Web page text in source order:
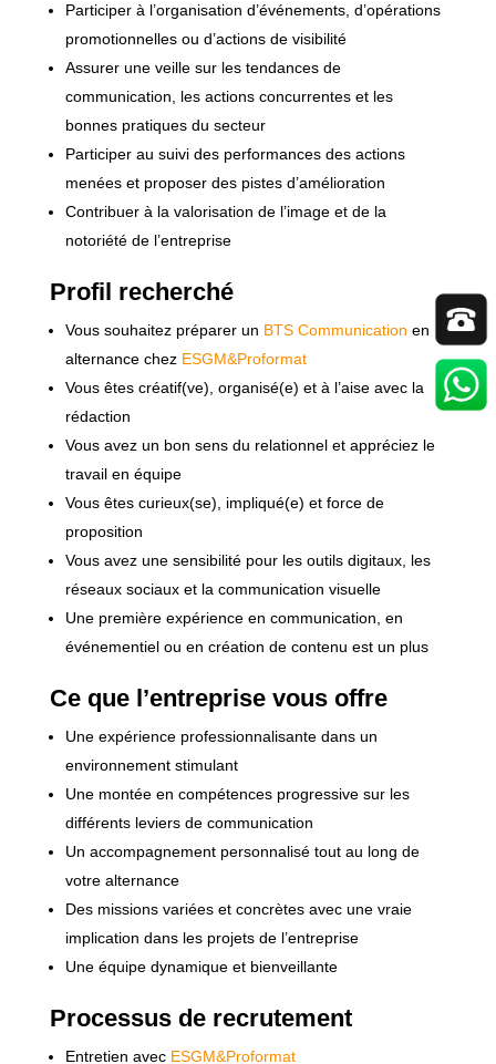
Participer à l’organisation d’événements, d’opérations
promotionnelles ou d’actions de visibilité
Assurer une veille sur les tendances de
communication, les actions concurrentes et les
bonnes pratiques du secteur
Participer au suivi des performances des actions
menées et proposer des pistes d’amélioration
Contribuer à la valorisation de l’image et de la
notoriété de l’entreprise
Profil recherché
Vous souhaitez préparer un BTS Communication en
alternance chez ESGM&Proformat
Vous êtes créatif(ve), organisé(e) et à l’aise avec la
rédaction
Vous avez un bon sens du relationnel et appréciez le
travail en équipe
Vous êtes curieux(se), impliqué(e) et force de
proposition
Vous avez une sensibilité pour les outils digitaux, les
réseaux sociaux et la communication visuelle
Une première expérience en communication, en
événementiel ou en création de contenu est un plus
Ce que l’entreprise vous offre
Une expérience professionnalisante dans un
environnement stimulant
Une montée en compétences progressive sur les
différents leviers de communication
Un accompagnement personnalisé tout au long de
votre alternance
Des missions variées et concrètes avec une vraie
implication dans les projets de l’entreprise
Une équipe dynamique et bienveillante
Processus de recrutement
Entretien avec ESGM&Proformat